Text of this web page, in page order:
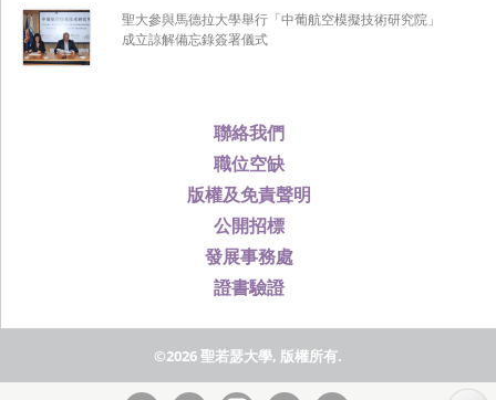
聯絡我們
職位空缺
版權及免責聲明
公開招標
發展事務處
證書驗證
聖大參與馬德拉大學舉行「中葡航空模擬技術研究院」
成立諒解備忘錄簽署儀式
©2026 聖若瑟大學, 版權所有.